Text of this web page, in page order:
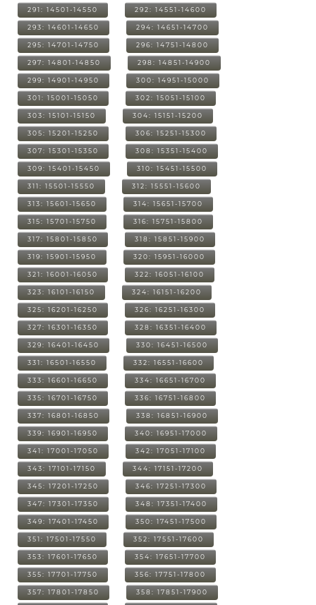
291: 14501-14550 292: 14551-14600
293: 14601-14650 294: 14651-14700
295: 14701-14750 296: 14751-14800
297: 14801-14850 298: 14851-14900
299: 14901-14950 300: 14951-15000
301: 15001-15050 302: 15051-15100
303: 15101-15150 304: 15151-15200
305: 15201-15250 306: 15251-15300
307: 15301-15350 308: 15351-15400
309: 15401-15450 310: 15451-15500
311: 15501-15550 312: 15551-15600
313: 15601-15650 314: 15651-15700
315: 15701-15750 316: 15751-15800
317: 15801-15850 318: 15851-15900
319: 15901-15950 320: 15951-16000
321: 16001-16050 322: 16051-16100
323: 16101-16150 324: 16151-16200
325: 16201-16250 326: 16251-16300
327: 16301-16350 328: 16351-16400
329: 16401-16450 330: 16451-16500
331: 16501-16550 332: 16551-16600
333: 16601-16650 334: 16651-16700
335: 16701-16750 336: 16751-16800
337: 16801-16850 338: 16851-16900
339: 16901-16950 340: 16951-17000
341: 17001-17050 342: 17051-17100
343: 17101-17150 344: 17151-17200
345: 17201-17250 346: 17251-17300
347: 17301-17350 348: 17351-17400
349: 17401-17450 350: 17451-17500
351: 17501-17550 352: 17551-17600
353: 17601-17650 354: 17651-17700
355: 17701-17750 356: 17751-17800
357: 17801-17850 358: 17851-17900